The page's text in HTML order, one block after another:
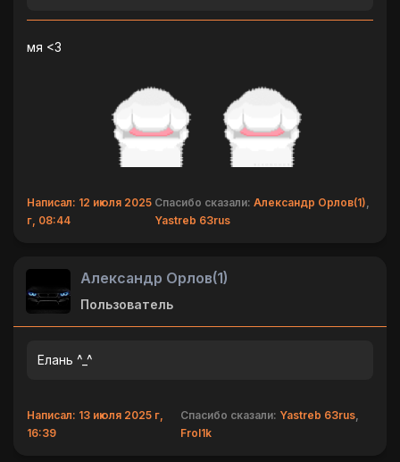
мя <3
Написал: 12 июля 2025
г, 08:44
Спасибо сказали: Александр Орлов(1),
Yastreb 63rus
Александр Орлов(1)
Пользователь
Елань ^_^
Написал: 13 июля 2025 г,
16:39
Спасибо сказали: Yastreb 63rus,
Frol1k